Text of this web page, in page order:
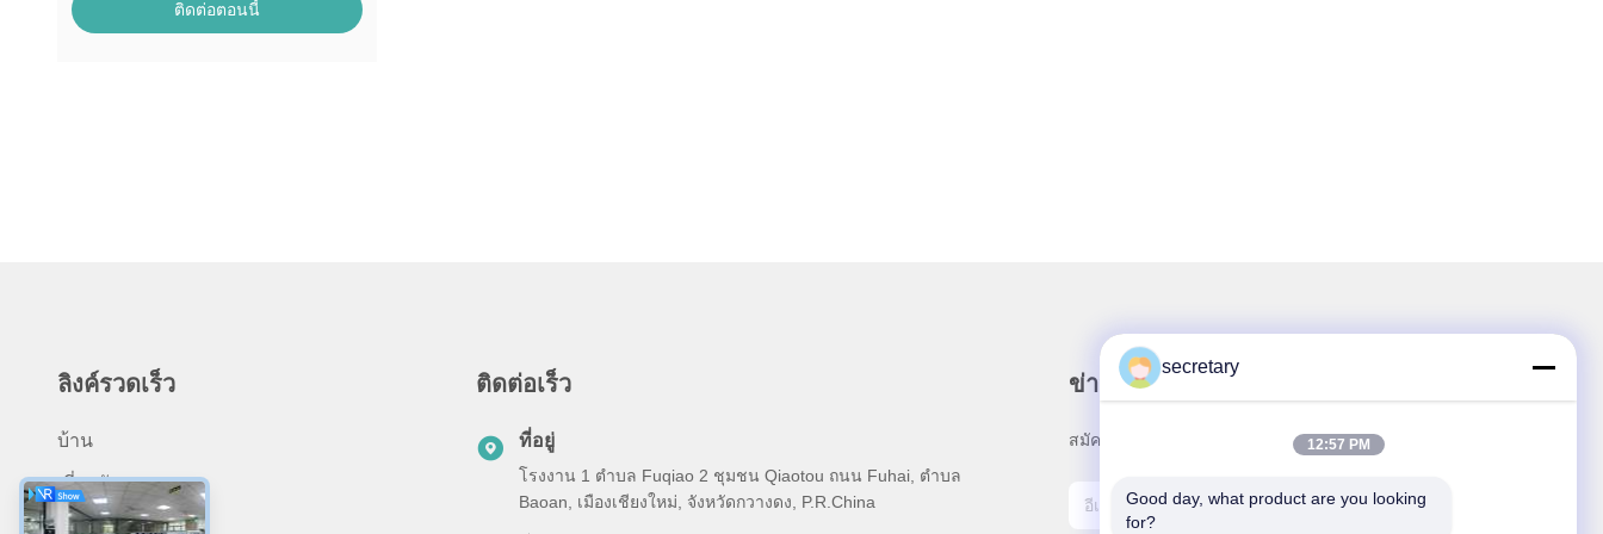
ติดต่อตอนนี้
ลิงค์รวดเร็ว
บ้าน
เกี่ยวกับเรา
ผลิตภัณฑ์
ติดต่อเร็ว
ที่อยู่
โรงงาน 1 ตําบล Fuqiao 2 ชุมชน Qiaotou ถนน Fuhai, ตําบล
Baoan, เมืองเชียงใหม่, จังหวัดกวางดง, P.R.China
ข่าวสารของเรา
สมัครสมาชิกข่าวสารของเรา เพื่อรับส่วนลดและอื่นๆ
secretary
12:57 PM
Good day, what product are you looking
for?